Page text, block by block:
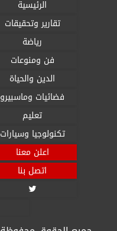
الرئيسية
تقارير وتحقيقات
رياضة
فن ومنوعات
الدين والحياة
فضائيات وماسبيرو
تعليم
تكنولوجيا وسيارات
اعلن معنا
اتصل بنا
